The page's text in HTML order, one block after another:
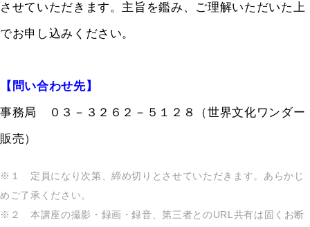
させていただきます。主旨を鑑み、ご理解いただいた上
でお申し込みください。
【問い合わせ先】
事務局 ０３－３２６２－５１２８（世界文化ワンダー
販売）
※１ 定員になり次第、締め切りとさせていただきます。あらかじ
めご了承ください。
※２ 本講座の撮影・録画・録音、第三者とのURL共有は固くお断